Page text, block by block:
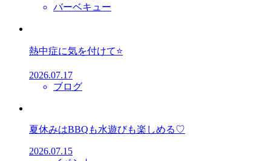
バーベキュー
熱中症に気を付けて⭐
2026.07.17
ブログ
夏休みはBBQも水遊びも楽しめる♡
2026.07.15